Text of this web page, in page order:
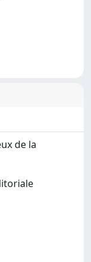
de la